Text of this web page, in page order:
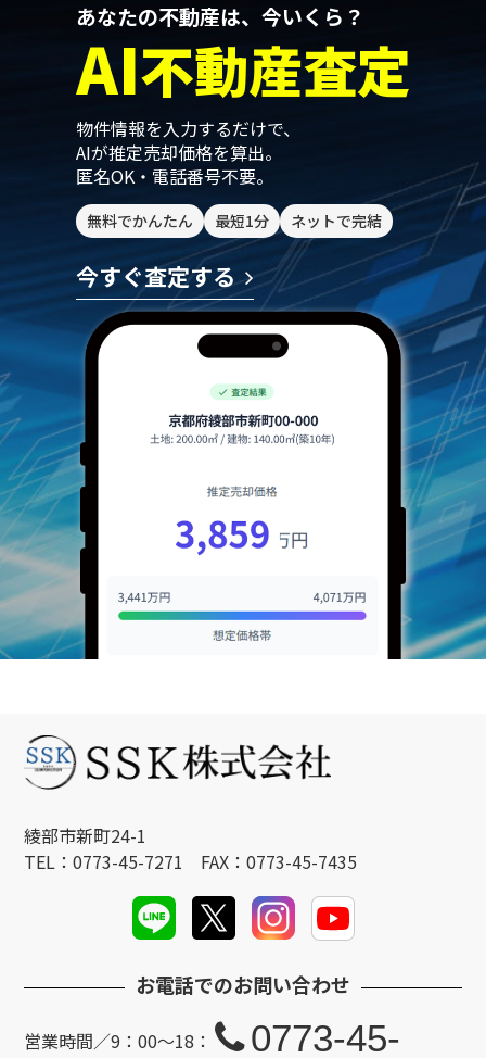
あなたの不動産は、今いくら？
AI不動産査定
物件情報を入力するだけで、
AIが推定売却価格を算出。
匿名OK・電話番号不要。
無料でかんたん 最短1分 ネットで完結
今すぐ査定する
綾部市新町24-1
TEL：0773-45-7271 FAX：0773-45-7435
お電話でのお問い合わせ
営業時間／9：00～18：
0773-45-